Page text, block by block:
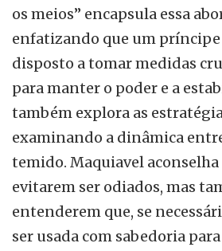
os meios” encapsula essa
enfatizando que um príncipe
disposto a tomar medidas
para manter o poder e a
também explora as
examinando a dinâmica
temido. Maquiavel aconselha
evitarem ser odiados, mas
entenderem que, se
ser usada com sabedoria